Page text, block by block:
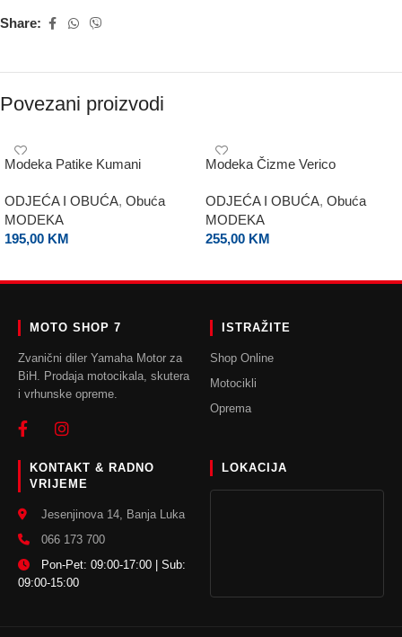
Share:
Povezani proizvodi
Modeka Patike Kumani
ODJEĆA I OBUĆA, Obuća
MODEKA
195,00 KM
Modeka Čizme Verico
ODJEĆA I OBUĆA, Obuća
MODEKA
255,00 KM
MOTO SHOP 7
Zvanični diler Yamaha Motor za
BiH. Prodaja motocikala, skutera
i vrhunske opreme.
ISTRAŽITE
Shop Online
Motocikli
Oprema
KONTAKT & RADNO
VRIJEME
Jesenjinova 14, Banja Luka
066 173 700
Pon-Pet: 09:00-17:00 | Sub:
09:00-15:00
LOKACIJA